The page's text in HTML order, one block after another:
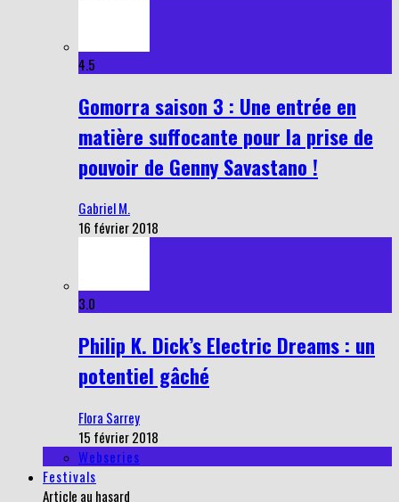
4.5
Gomorra saison 3 : Une entrée en
matière suffocante pour la prise de
pouvoir de Genny Savastano !
Gabriel M.
16 février 2018
3.0
Philip K. Dick’s Electric Dreams : un
potentiel gâché
Flora Sarrey
15 février 2018
Webseries
Festivals
Article au hasard